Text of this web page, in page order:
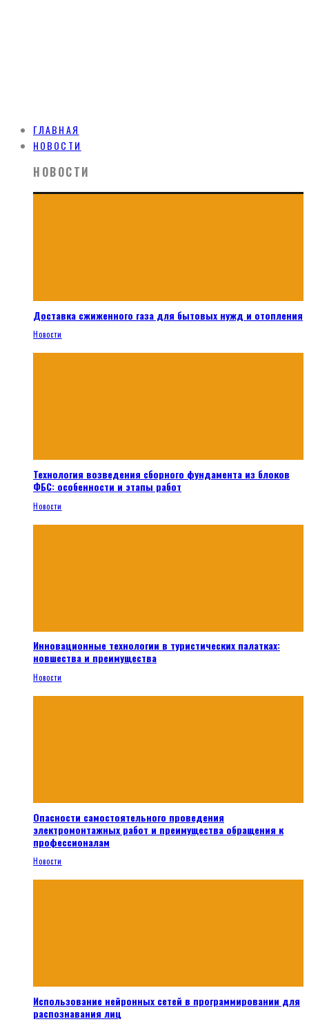
ГЛАВНАЯ
НОВОСТИ
НОВОСТИ
Доставка сжиженного газа для бытовых нужд и отопления
Новости
Технология возведения сборного фундамента из блоков
ФБС: особенности и этапы работ
Новости
Инновационные технологии в туристических палатках:
новшества и преимущества
Новости
Опасности самостоятельного проведения
электромонтажных работ и преимущества обращения к
профессионалам
Новости
Использование нейронных сетей в программировании для
распознавания лиц